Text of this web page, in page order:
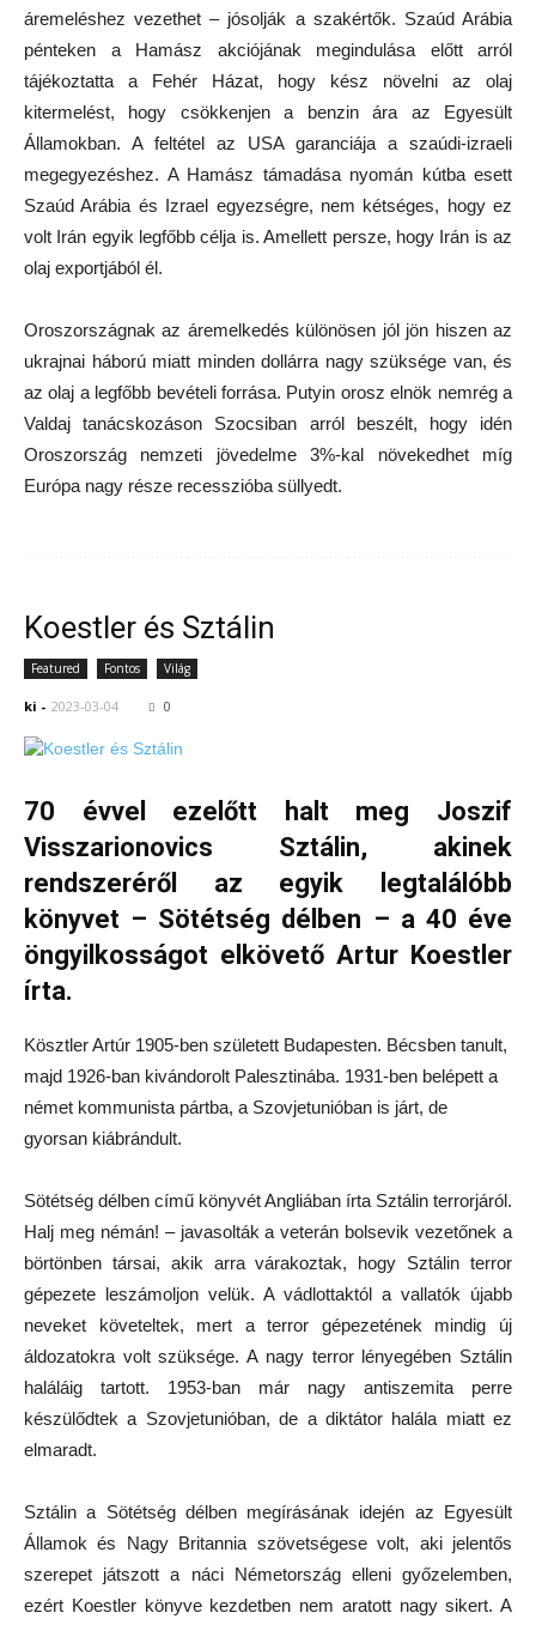
áremeléshez vezethet – jósolják a szakértők. Szaúd Arábia
pénteken a Hamász akciójának megindulása előtt arról
tájékoztatta a Fehér Házat, hogy kész növelni az olaj
kitermelést, hogy csökkenjen a benzin ára az Egyesült
Államokban. A feltétel az USA garanciája a szaúdi-izraeli
megegyezéshez. A Hamász támadása nyomán kútba esett
Szaúd Arábia és Izrael egyezségre, nem kétséges, hogy ez
volt Irán egyik legfőbb célja is. Amellett persze, hogy Irán is az
olaj exportjából él.
Oroszországnak az áremelkedés különösen jól jön hiszen az
ukrajnai háború miatt minden dollárra nagy szüksége van, és
az olaj a legfőbb bevételi forrása. Putyin orosz elnök nemrég a
Valdaj tanácskozáson Szocsiban arról beszélt, hogy idén
Oroszország nemzeti jövedelme 3%-kal növekedhet míg
Európa nagy része recesszióba süllyedt.
Koestler és Sztálin
Featured Fontos Világ
ki - 2023-03-04 0
70 évvel ezelőtt halt meg Joszif
Visszarionovics Sztálin, akinek
rendszeréről az egyik legtalálóbb
könyvet – Sötétség délben – a 40 éve
öngyilkosságot elkövető Artur Koestler
írta.
Kösztler Artúr 1905-ben született Budapesten. Bécsben tanult,
majd 1926-ban kivándorolt Palesztinába. 1931-ben belépett a
német kommunista pártba, a Szovjetunióban is járt, de
gyorsan kiábrándult.
Sötétség délben című könyvét Angliában írta Sztálin terrorjáról.
Halj meg némán! – javasolták a veterán bolsevik vezetőnek a
börtönben társai, akik arra várakoztak, hogy Sztálin terror
gépezete leszámoljon velük. A vádlottaktól a vallatók újabb
neveket követeltek, mert a terror gépezetének mindig új
áldozatokra volt szüksége. A nagy terror lényegében Sztálin
haláláig tartott. 1953-ban már nagy antiszemita perre
készülődtek a Szovjetunióban, de a diktátor halála miatt ez
elmaradt.
Sztálin a Sötétség délben megírásának idején az Egyesült
Államok és Nagy Britannia szövetségese volt, aki jelentős
szerepet játszott a náci Németország elleni győzelemben,
ezért Koestler könyve kezdetben nem aratott nagy sikert. A